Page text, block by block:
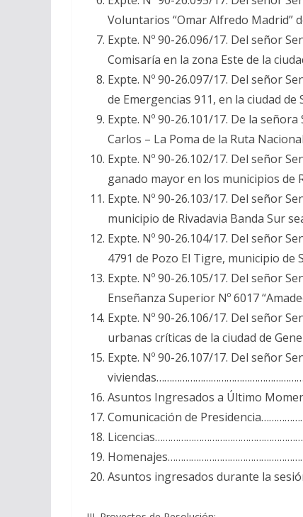
Voluntarios “Omar Alfredo Madrid”
Expte. Nº 90-26.096/17. Del señor
Comisaría en la zona Este de la
Expte. Nº 90-26.097/17. Del señor
de Emergencias 911, en la ciudad de
Expte. Nº 90-26.101/17. De la
Carlos – La Poma de la Ruta
Expte. Nº 90-26.102/17. Del señor
ganado mayor en los municipios de
Expte. Nº 90-26.103/17. Del señor
municipio de Rivadavia Banda Sur
Expte. Nº 90-26.104/17. Del señor
4791 de Pozo El Tigre, municipio
Expte. Nº 90-26.105/17. Del señor
Enseñanza Superior Nº 6017
Expte. Nº 90-26.106/17. Del señor
urbanas críticas de la ciudad de
Expte. Nº 90-26.107/17. Del señor
Asuntos Ingresados a Último
Comunicación de
Asuntos ingresados durante la